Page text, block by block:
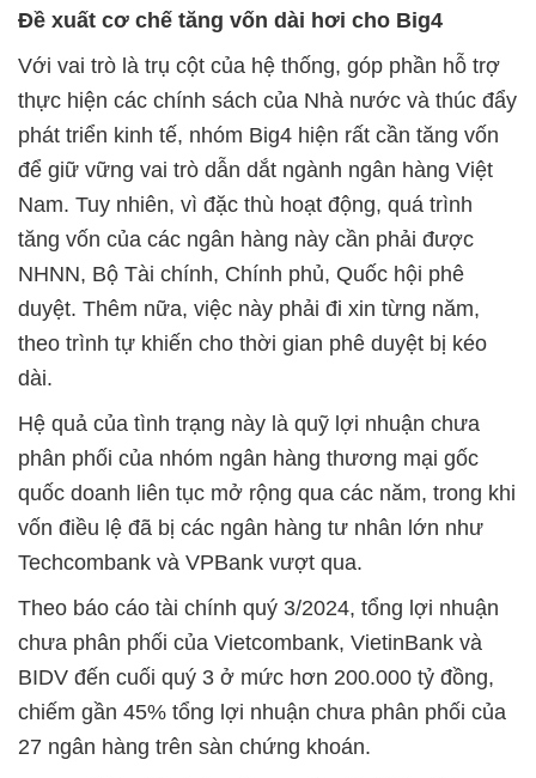
Đề xuất cơ chế tăng vốn dài hơi cho Big4
Với vai trò là trụ cột của hệ thống, góp phần hỗ trợ
thực hiện các chính sách của Nhà nước và thúc đẩy
phát triển kinh tế, nhóm Big4 hiện rất cần tăng vốn
để giữ vững vai trò dẫn dắt ngành ngân hàng Việt
Nam. Tuy nhiên, vì đặc thù hoạt động, quá trình
tăng vốn của các ngân hàng này cần phải được
NHNN, Bộ Tài chính, Chính phủ, Quốc hội phê
duyệt. Thêm nữa, việc này phải đi xin từng năm,
theo trình tự khiến cho thời gian phê duyệt bị kéo
dài.
Hệ quả của tình trạng này là quỹ lợi nhuận chưa
phân phối của nhóm ngân hàng thương mại gốc
quốc doanh liên tục mở rộng qua các năm, trong khi
vốn điều lệ đã bị các ngân hàng tư nhân lớn như
Techcombank và VPBank vượt qua.
Theo báo cáo tài chính quý 3/2024, tổng lợi nhuận
chưa phân phối của Vietcombank, VietinBank và
BIDV đến cuối quý 3 ở mức hơn 200.000 tỷ đồng,
chiếm gần 45% tổng lợi nhuận chưa phân phối của
27 ngân hàng trên sàn chứng khoán.